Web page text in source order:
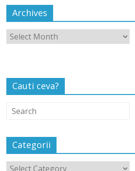
Archives
Cauti ceva?
Categorii